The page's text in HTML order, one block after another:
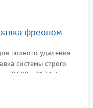
фреоном
полного удаления
системы строго
(R600a, R134a) по
давления в системе.